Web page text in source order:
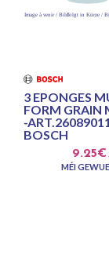
3 EPONGES
FORM GRAIN
-
BOSCH
9.25€
MÉI